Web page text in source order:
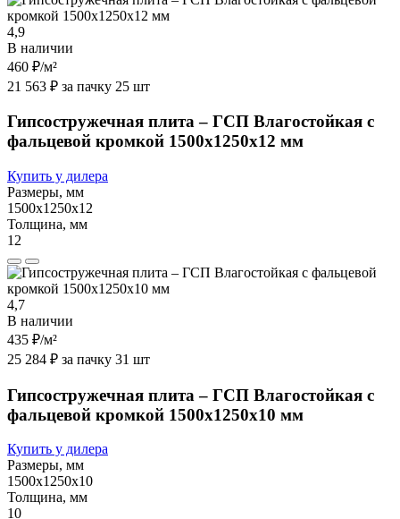
4,9
В наличии
460 ₽/м²
21 563 ₽ за пачку 25 шт
Гипсостружечная плита – ГСП Влагостойкая с
фальцевой кромкой 1500х1250х12 мм
Купить у дилера
Размеры, мм
1500х1250х12
Толщина, мм
12
4,7
В наличии
435 ₽/м²
25 284 ₽ за пачку 31 шт
Гипсостружечная плита – ГСП Влагостойкая с
фальцевой кромкой 1500х1250х10 мм
Купить у дилера
Размеры, мм
1500х1250х10
Толщина, мм
10